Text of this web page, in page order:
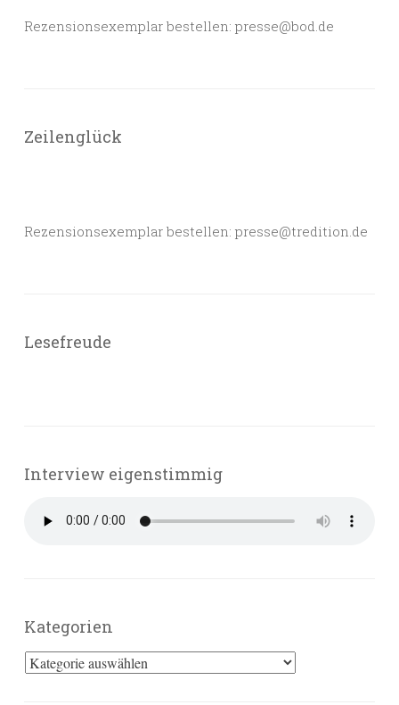
Rezensionsexemplar bestellen: presse@bod.de
Zeilenglück
Rezensionsexemplar bestellen: presse@tredition.de
Lesefreude
Interview eigenstimmig
Kategorien
Kategorien